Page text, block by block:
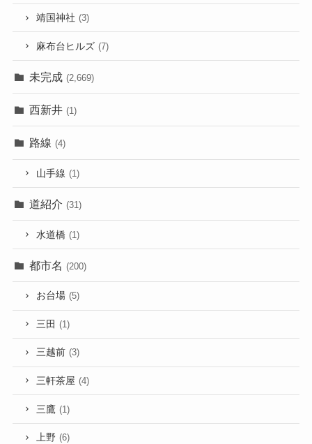
靖国神社 (3)
麻布台ヒルズ (7)
未完成 (2,669)
西新井 (1)
路線 (4)
山手線 (1)
道紹介 (31)
水道橋 (1)
都市名 (200)
お台場 (5)
三田 (1)
三越前 (3)
三軒茶屋 (4)
三鷹 (1)
上野 (6)